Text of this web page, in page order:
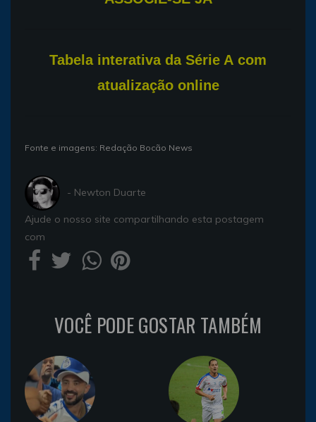
Tabela interativa da Série A com
atualização online
Fonte e imagens: Redação Bocão News
- Newton Duarte
Ajude o nosso site compartilhando esta postagem
com
VOCÊ PODE GOSTAR TAMBÉM